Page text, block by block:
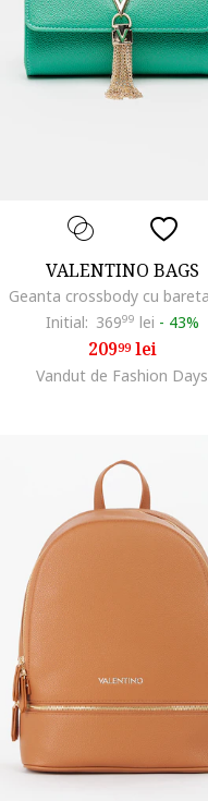
VALENTINO BAGS
Initial: 36999 lei - 43%
20999lei
Vandut de Fashion Days